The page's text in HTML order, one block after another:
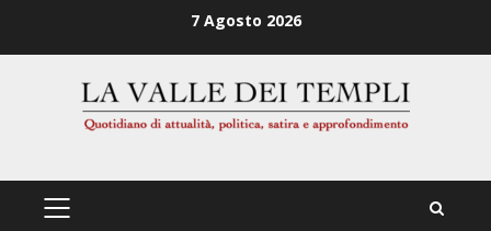
7 Agosto 2026
PRIMÄRES